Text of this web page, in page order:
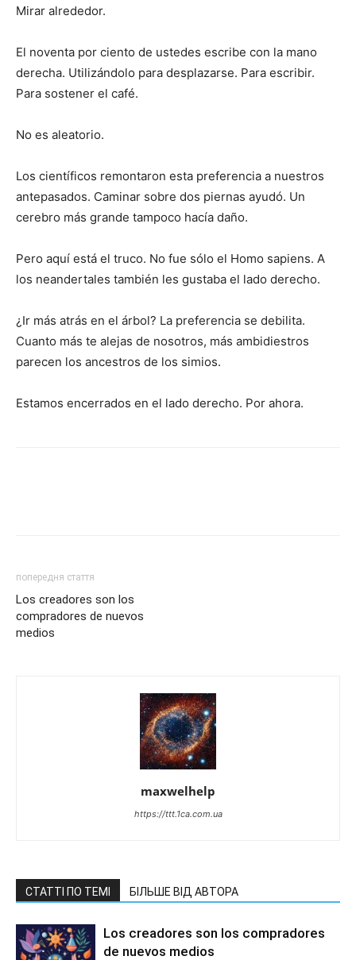
Mirar alrededor.
El noventa por ciento de ustedes escribe con la mano
derecha. Utilizándolo para desplazarse. Para escribir.
Para sostener el café.
No es aleatorio.
Los científicos remontaron esta preferencia a nuestros
antepasados. Caminar sobre dos piernas ayudó. Un
cerebro más grande tampoco hacía daño.
Pero aquí está el truco. No fue sólo el Homo sapiens. A
los neandertales también les gustaba el lado derecho.
¿Ir más atrás en el árbol? La preferencia se debilita.
Cuanto más te alejas de nosotros, más ambidiestros
parecen los ancestros de los simios.
Estamos encerrados en el lado derecho. Por ahora.
попередня стаття
Los creadores son los
compradores de nuevos
medios
maxwelhelp
https://ttt.1ca.com.ua
СТАТТІ ПО ТЕМІ БІЛЬШЕ ВІД АВТОРА
Los creadores son los compradores
de nuevos medios